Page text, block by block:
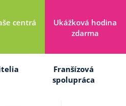
centrá
Ukážková hodina
zdarma
Franšízová
spolupráca